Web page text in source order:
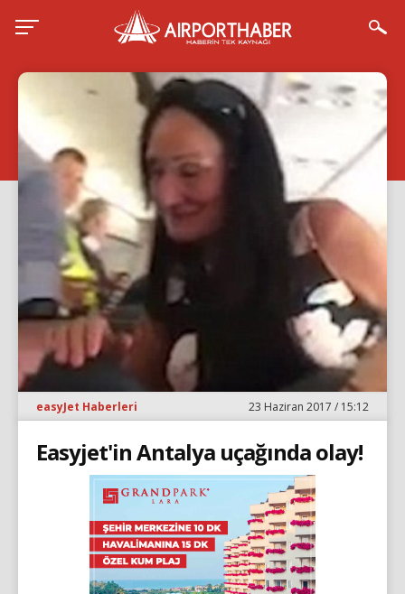
easyJet Haberleri 23 Haziran 2017 / 15:12
Easyjet'in Antalya uçağında olay!